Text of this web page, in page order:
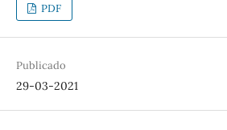
PDF
Publicado
29-03-2021